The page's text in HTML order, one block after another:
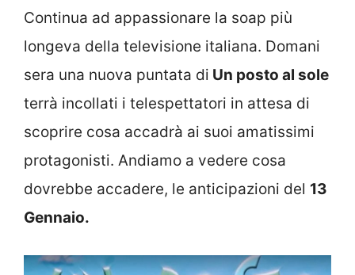
Continua ad appassionare la soap più
longeva della televisione italiana. Domani
sera una nuova puntata di Un posto al sole
terrà incollati i telespettatori in attesa di
scoprire cosa accadrà ai suoi amatissimi
protagonisti. Andiamo a vedere cosa
dovrebbe accadere, le anticipazioni del 13
Gennaio.